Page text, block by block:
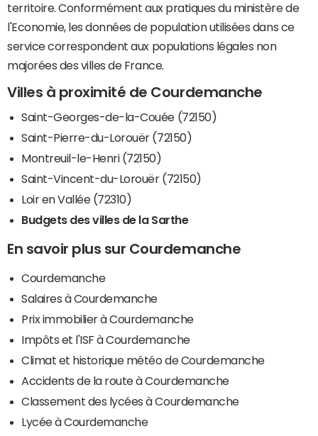
territoire. Conformément aux pratiques du ministère de
l'Economie, les données de population utilisées dans ce
service correspondent aux populations légales non
majorées des villes de France.
Villes à proximité de Courdemanche
Saint-Georges-de-la-Couée (72150)
Saint-Pierre-du-Lorouër (72150)
Montreuil-le-Henri (72150)
Saint-Vincent-du-Lorouër (72150)
Loir en Vallée (72310)
Budgets des villes de la Sarthe
En savoir plus sur Courdemanche
Courdemanche
Salaires à Courdemanche
Prix immobilier à Courdemanche
Impôts et l'ISF à Courdemanche
Climat et historique météo de Courdemanche
Accidents de la route à Courdemanche
Classement des lycées à Courdemanche
Lycée à Courdemanche